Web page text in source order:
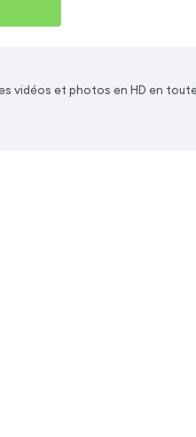
vidéos et photos en HD en